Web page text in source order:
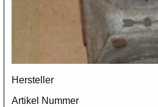
Hersteller
Artikel Nummer